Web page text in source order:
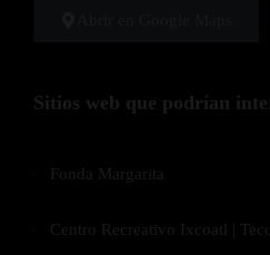
Sitios web que podrían
Fonda Margarita
Centro Recreativo Ixcoatl |